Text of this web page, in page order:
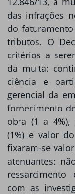
das infrações
do
tributos. O
critérios a
da multa:
ciência e
gerencial da
fornecimento
obra (1 a 4%),
(1%) e valor
fixaram-se
atenuantes:
ressarcimento
com as